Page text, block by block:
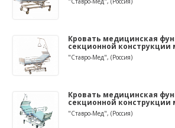
Кровать медицинская
секционной конструкции
"Ставро-Мед", (Россия)
Кровать медицинская
секционной конструкции
"Ставро-Мед", (Россия)